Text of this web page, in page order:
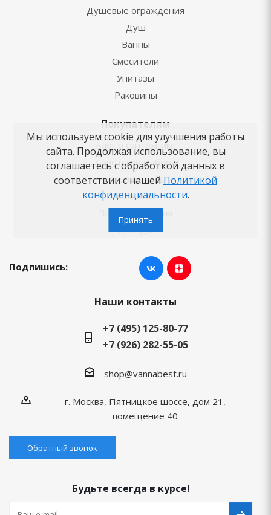
Душевые ограждения
Душ
Ванны
Смесители
Унитазы
Раковины
Покупателям
Блог о сантехнике
Советы по выбору
Как заказать
Новости
Бренды
Подпишись:
Наши контакты
+7 (495) 125-80-77
+7 (926) 282-55-05
shop@vannabest.ru
г. Москва, Пятницкое шоссе, дом 21,
помещение 40
Обратный звонок
Будьте всегда в курсе!
Мы используем cookie для улучшения работы
сайта. Продолжая использование, вы
соглашаетесь с обработкой данных в
соответствии с нашей Политикой
конфиденциальности.
Принять